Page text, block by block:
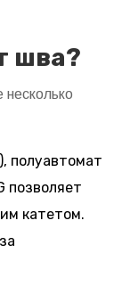
шва?
полуавтомат
позволяет
катетом.